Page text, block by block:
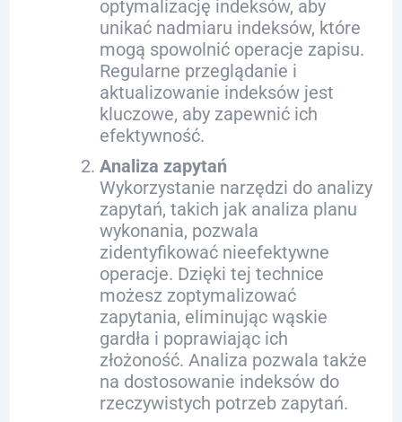
optymalizację indeksów, aby
unikać nadmiaru indeksów, które
mogą spowolnić operacje zapisu.
Regularne przeglądanie i
aktualizowanie indeksów jest
kluczowe, aby zapewnić ich
efektywność.
Analiza zapytań
Wykorzystanie narzędzi do analizy
zapytań, takich jak analiza planu
wykonania, pozwala
zidentyfikować nieefektywne
operacje. Dzięki tej technice
możesz zoptymalizować
zapytania, eliminując wąskie
gardła i poprawiając ich
złożoność. Analiza pozwala także
na dostosowanie indeksów do
rzeczywistych potrzeb zapytań.